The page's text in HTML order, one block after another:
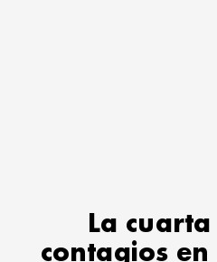
La
contagios